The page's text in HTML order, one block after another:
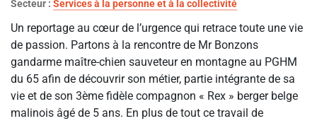
Secteur : Services à la personne et à la collectivité
Un reportage au cœur de l’urgence qui retrace toute une vie
de passion. Partons à la rencontre de Mr Bonzons
gandarme maître-chien sauveteur en montagne au PGHM
du 65 afin de découvrir son métier, partie intégrante de sa
vie et de son 3ème fidèle compagnon « Rex » berger belge
malinois âgé de 5 ans. En plus de tout ce travail de